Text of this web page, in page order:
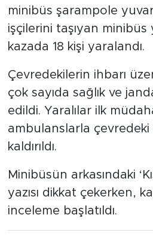
minibüs şarampole
işçilerini taşıyan
kazada 18 kişi yaralandı.
Çevredekilerin ihbarı
çok sayıda sağlık ve
edildi. Yaralılar ilk
ambulanslarla
kaldırıldı.
Minibüsün arkasındaki
yazısı dikkat çekerken,
inceleme başlatıldı.